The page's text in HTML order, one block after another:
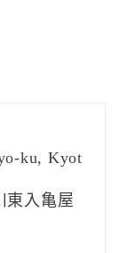
ku, Kyot
東入亀屋